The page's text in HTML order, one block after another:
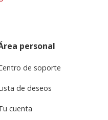
personal
de soporte
de deseos
cuenta